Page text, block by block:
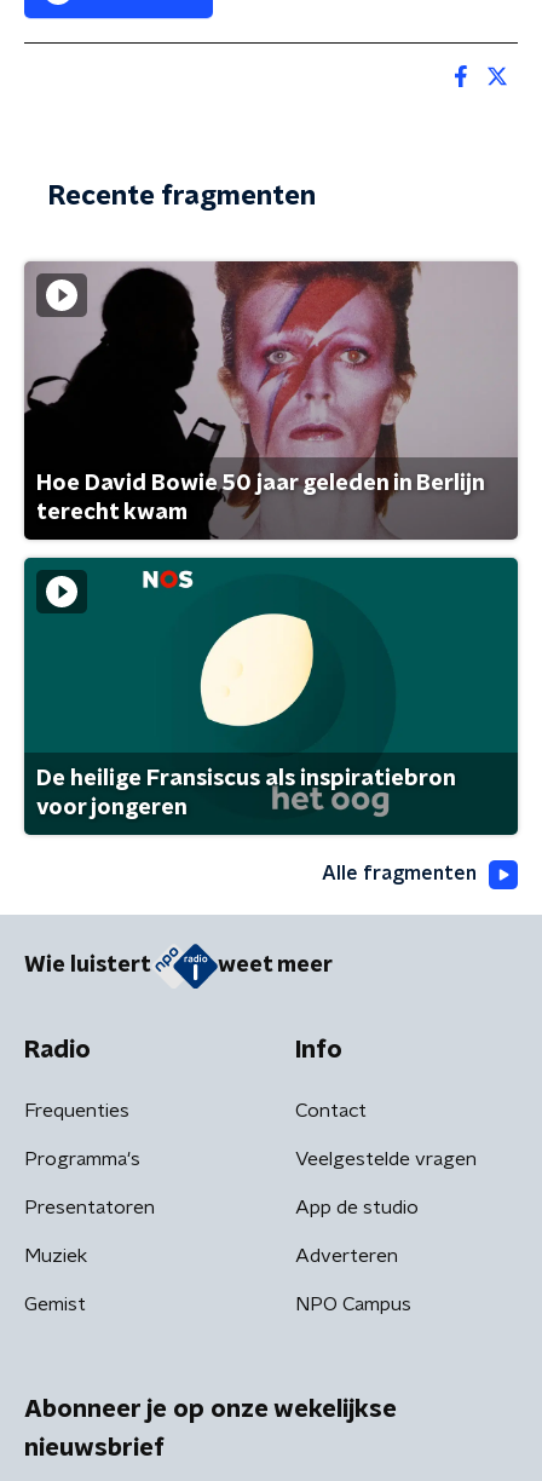
Recente fragmenten
Hoe David Bowie 50 jaar geleden in Berlijn
terecht kwam
De heilige Fransiscus als inspiratiebron
voor jongeren
Alle fragmenten
Wie luistert weet meer
Radio
Frequenties
Programma's
Presentatoren
Muziek
Gemist
Info
Contact
Veelgestelde vragen
App de studio
Adverteren
NPO Campus
Abonneer je op onze wekelijkse
nieuwsbrief